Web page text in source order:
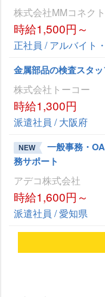
株式会社MMコネクト
時給1,500円～
正社員 / アルバイト
金属部品の検査スタ
株式会社トーコー
時給1,300円
派遣社員 / 大阪府
NEW
一般事務・
務サポート
アデコ株式会社
時給1,600円～
派遣社員 / 愛知県